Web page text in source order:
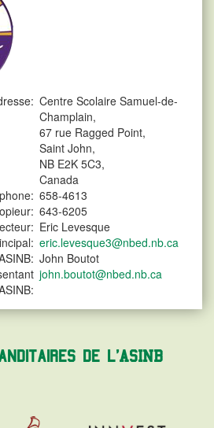
Centre Scolaire Samuel-de-
Champlain,
67 rue Ragged Point,
Saint John,
NB E2K 5C3,
Canada
658-4613
643-6205
Eric Levesque
eric.levesque3@nbed.nb.ca
John Boutot
john.boutot@nbed.nb.ca
de l'ASINB